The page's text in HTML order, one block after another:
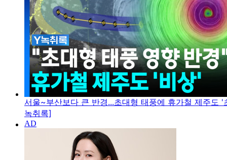
서울~부산보다 큰 반경...초대형 태풍에 휴가철 제주도 '
녹취록]